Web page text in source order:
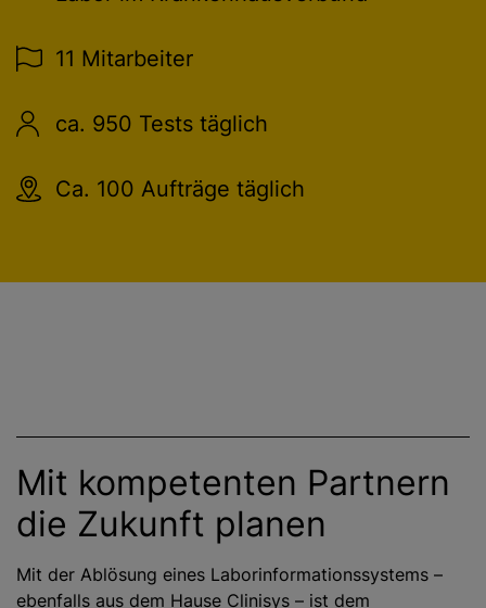
11 Mitarbeiter
ca. 950 Tests täglich
Ca. 100 Aufträge täglich
Mit kompetenten Partnern
die Zukunft planen
Mit der Ablösung eines Laborinformationssystems –
ebenfalls aus dem Hause Clinisys – ist dem